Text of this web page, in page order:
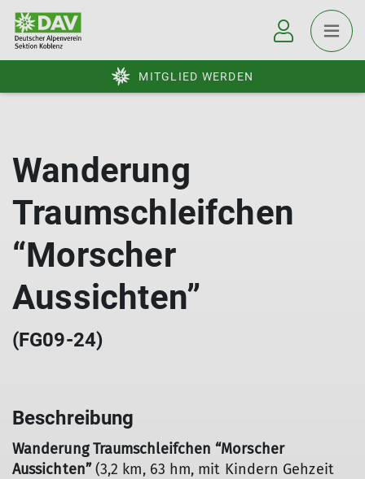
MITGLIED WERDEN
Wanderung
Traumschleifchen
“Morscher
Aussichten”
(FG09-24)
Beschreibung
Wanderung Traumschleifchen “Morscher
Aussichten”(3,2 km, 63 hm, mit Kindern Gehzeit